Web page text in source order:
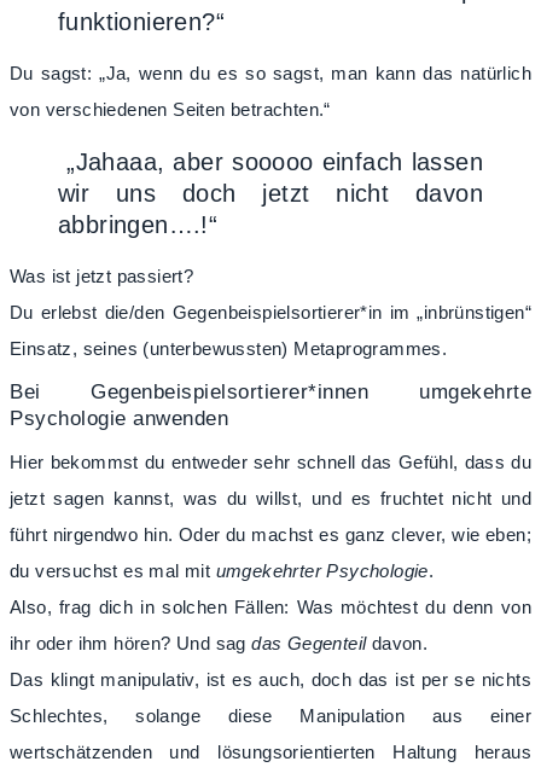
funktionieren?“
Du sagst: „Ja, wenn du es so sagst, man kann das natürlich
von verschiedenen Seiten betrachten.“
„Jahaaa, aber sooooo einfach lassen
wir uns doch jetzt nicht davon
abbringen….!“
Was ist jetzt passiert?
Du erlebst die/den Gegenbeispielsortierer*in im „inbrünstigen“
Einsatz, seines (unterbewussten) Metaprogrammes.
Bei Gegenbeispielsortierer*innen umgekehrte
Psychologie anwenden
Hier bekommst du entweder sehr schnell das Gefühl, dass du
jetzt sagen kannst, was du willst, und es fruchtet nicht und
führt nirgendwo hin. Oder du machst es ganz clever, wie eben;
du versuchst es mal mit umgekehrter Psychologie.
Also, frag dich in solchen Fällen: Was möchtest du denn von
ihr oder ihm hören? Und sagdas Gegenteil davon.
Das klingt manipulativ, ist es auch, doch das ist per se nichts
Schlechtes, solange diese Manipulation aus einer
wertschätzenden und lösungsorientierten Haltung heraus